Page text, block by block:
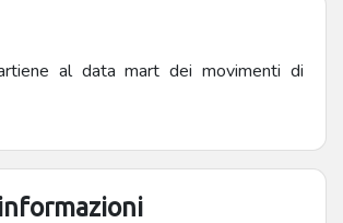
al data mart dei movimenti di